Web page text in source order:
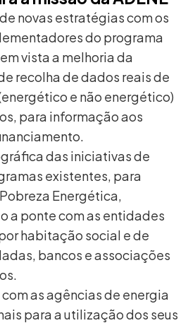
novas estratégias com os
do programa
vista a melhoria da
recolha de dados reais de
e não energético)
para informação aos
das iniciativas de
existentes, para
Energética,
a ponte com as entidades
habitação social e de
bancos e associações
as agências de energia
para a utilização dos seus